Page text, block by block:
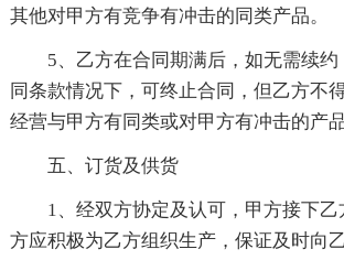
其他对甲方有竞争有冲击的同类产品。
5、乙方在合同期满后，如无需续
同条款情况下，可终止合同，但乙方不
经营与甲方有同类或对甲方有冲击的产品
五、订货及供货
1、经双方协定及认可，甲方接下乙
方应积极为乙方组织生产，保证及时向